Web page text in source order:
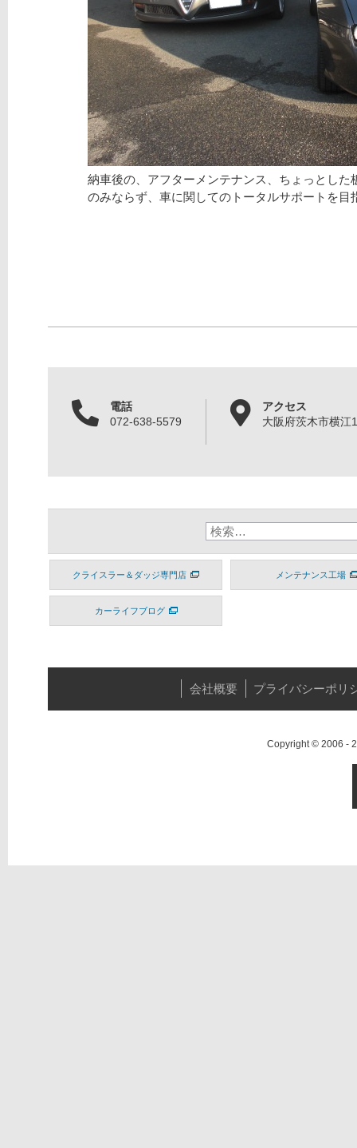
納車後の、アフターメンテナンス、ちょっとした
のみならず、車に関してのトータルサポートを目
電話
072-638-5579
アクセス
大阪府茨木市横江
クライスラー＆ダッジ専門店 メンテナンス工場
カーライフブログ
会社概要 プライバシーポリ
Copyright © 2006 -